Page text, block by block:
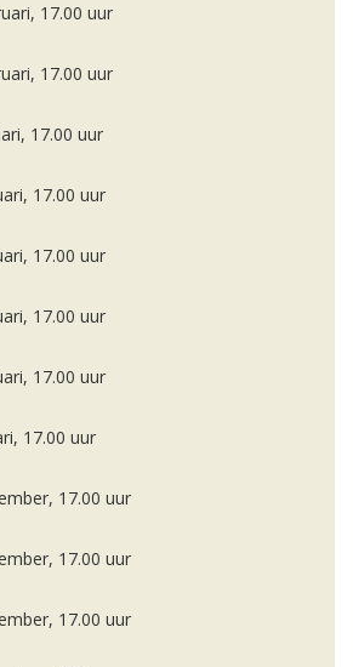
17.00 uur
17.00 uur
17.00 uur
17.00 uur
17.00 uur
17.00 uur
17.00 uur
17.00 uur
17.00 uur
17.00 uur
17.00 uur